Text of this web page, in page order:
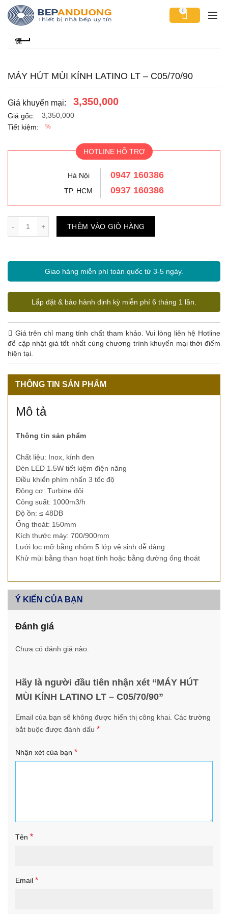
0
MÁY HÚT MÙI KÍNH LATINO LT – C05/70/90
Giá khuyến mại: 3,350,000
Giá gốc:
3,350,000
Tiết kiệm:
%
HOTLINE HỖ TRỢ
Hà Nội 0947 160386
TP. HCM 0937 160386
THÊM VÀO GIỎ HÀNG
Giao hàng miễn phí toàn quốc từ 3-5 ngày.
Lắp đặt & bảo hành định kỳ miễn phí 6 tháng 1 lần.
Giá trên chỉ mang tính chất tham khảo. Vui lòng liên hệ Hotline
để cập nhật giá tốt nhất cùng chương trình khuyến mại thời điểm
hiện tại.
THÔNG TIN SẢN PHẨM
Mô tả
Thông tin sản phẩm
Chất liệu: Inox, kính đen
Đèn LED 1.5W tiết kiệm điện năng
Điều khiển phím nhấn 3 tốc độ
Động cơ: Turbine đôi
Công suất: 1000m3/h
Độ ồn: ≤ 48DB
Ống thoát: 150mm
Kích thước máy: 700/900mm
Lưới lọc mỡ bằng nhôm 5 lớp vệ sinh dễ dàng
Khử mùi bằng than hoạt tính hoặc bằng đường ống thoát
Ý KIẾN CỦA BẠN
Đánh giá
Chưa có đánh giá nào.
Hãy là người đầu tiên nhận xét “MÁY HÚT
MÙI KÍNH LATINO LT – C05/70/90”
Email của bạn sẽ không được hiển thị công khai. Các trường
bắt buộc được đánh dấu *
Nhận xét của bạn *
Tên *
Email *